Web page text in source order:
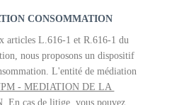
CONSOMMATION
articles L.616-1 et R.616-1 du
nous proposons un dispositif
L'entité de médiation
- MEDIATION DE LA
. En cas de litige, vous pouvez